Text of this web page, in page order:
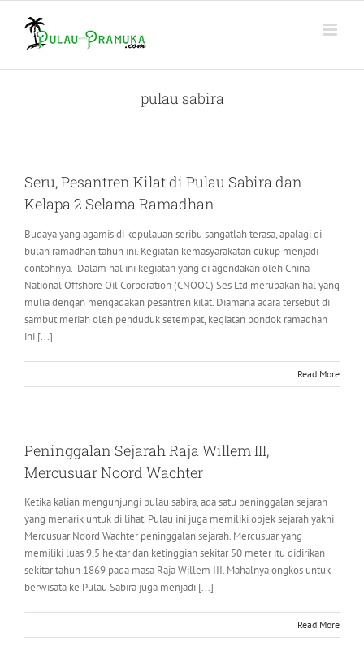
content
pulau sabira
Seru, Pesantren Kilat di Pulau Sabira dan
Kelapa 2 Selama Ramadhan
Budaya yang agamis di kepulauan seribu sangatlah terasa, apalagi di
bulan ramadhan tahun ini. Kegiatan kemasyarakatan cukup menjadi
contohnya. Dalam hal ini kegiatan yang di agendakan oleh China
National Offshore Oil Corporation (CNOOC) Ses Ltd merupakan hal yang
mulia dengan mengadakan pesantren kilat. Diamana acara tersebut di
sambut meriah oleh penduduk setempat, kegiatan pondok ramadhan
ini [...]
Read More
Peninggalan Sejarah Raja Willem III,
Mercusuar Noord Wachter
Ketika kalian mengunjungi pulau sabira, ada satu peninggalan sejarah
yang menarik untuk di lihat. Pulau ini juga memiliki objek sejarah yakni
Mercusuar Noord Wachter peninggalan sejarah. Mercusuar yang
memiliki luas 9,5 hektar dan ketinggian sekitar 50 meter itu didirikan
sekitar tahun 1869 pada masa Raja Willem III. Mahalnya ongkos untuk
berwisata ke Pulau Sabira juga menjadi [...]
Read More